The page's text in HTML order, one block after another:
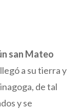
san Mateo
a su tierra y
de tal
y se